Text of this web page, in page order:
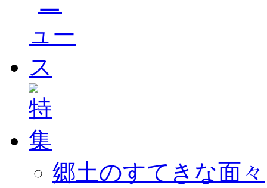
郷土のすてきな面々